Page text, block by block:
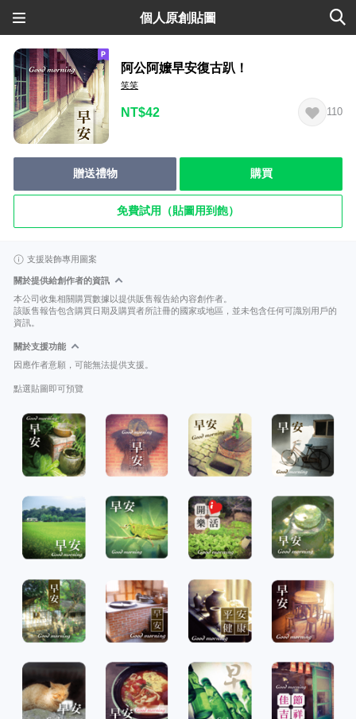
個人原創貼圖
阿公阿嬤早安復古趴！
笑笑
NT$42 110
贈送禮物 購買
免費試用（貼圖用到飽）
支援裝飾專用圖案
關於提供給創作者的資訊
本公司收集相關購買數據以提供販售報告給內容創作者。
該販售報告包含購買日期及購買者所註冊的國家或地區，並未包含任何可識別用戶的
資訊。
關於支援功能
因應作者意願，可能無法提供支援。
點選貼圖即可預覽